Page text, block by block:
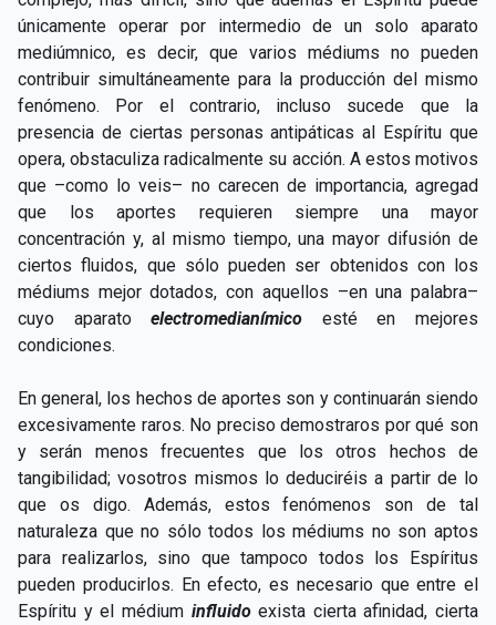
únicamente operar por intermedio de un solo aparato
mediúmnico, es decir, que varios médiums no pueden
contribuir simultáneamente para la producción del mismo
fenómeno. Por el contrario, incluso sucede que la
presencia de ciertas personas antipáticas al Espíritu que
opera, obstaculiza radicalmente su acción. A estos motivos
que –como lo veis– no carecen de importancia, agregad
que los aportes requieren siempre una mayor
concentración y, al mismo tiempo, una mayor difusión de
ciertos fluidos, que sólo pueden ser obtenidos con los
médiums mejor dotados, con aquellos –en una palabra–
cuyo aparatoelectromedianímico esté en mejores
condiciones.
En general, los hechos de aportes son y continuarán siendo
excesivamente raros. No preciso demostraros por qué son
y serán menos frecuentes que los otros hechos de
tangibilidad; vosotros mismos lo deduciréis a partir de lo
que os digo. Además, estos fenómenos son de tal
naturaleza que no sólo todos los médiums no son aptos
para realizarlos, sino que tampoco todos los Espíritus
pueden producirlos. En efecto, es necesario que entre el
Espíritu y el médium influidoexista cierta afinidad, cierta